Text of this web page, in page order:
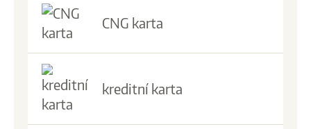
CNG karta
kreditní karta